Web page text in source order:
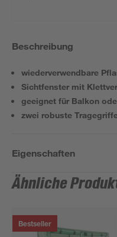
Beschreibung
wiederverwendbare
Sichtfenster mit
geeignet für Balkon
zwei robuste
Eigenschaften
Ähnliche
Bestseller